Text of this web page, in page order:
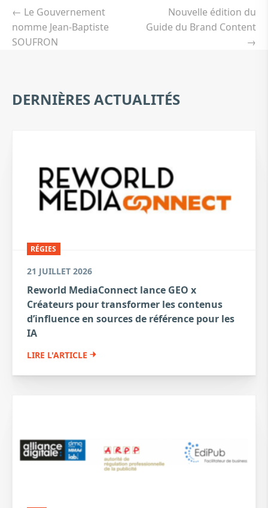
de
l’article
← Le Gouvernement
nomme Jean-Baptiste
SOUFRON
Nouvelle édition du
Guide du Brand Content
→
DERNIÈRES ACTUALITÉS
RÉGIES
21 JUILLET 2026
Reworld MediaConnect lance GEO x
Créateurs pour transformer les contenus
d’influence en sources de référence pour les
IA
LIRE L'ARTICLE